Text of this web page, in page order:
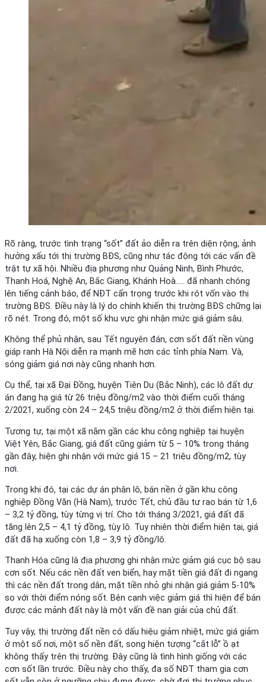
Rõ ràng, trước tình trạng “sốt” đất ảo diễn ra trên diện rộng, ảnh
hưởng xấu tới thị trường BĐS, cũng như tác động tới các vấn đề
trật tự xã hội. Nhiều địa phương như Quảng Ninh, Bình Phước,
Thanh Hoá, Nghệ An, Bắc Giang, Khánh Hoà….. đã nhanh chóng
lên tiếng cảnh báo, để NĐT cẩn trọng trước khi rót vốn vào thị
trường BĐS. Điều này là lý do chính khiến thị trường BĐS chững lại
rõ nét. Trong đó, một số khu vực ghi nhận mức giá giảm sâu.
Không thể phủ nhận, sau Tết nguyên đán, cơn sốt đất nền vùng
giáp ranh Hà Nội diễn ra mạnh mẽ hơn các tỉnh phía Nam. Và,
sóng giảm giá nơi này cũng nhanh hơn.
Cụ thể, tại xã Đại Đồng, huyện Tiên Du (Bắc Ninh), các lô đất dự
án đang hạ giá từ 26 triệu đồng/m2 vào thời điểm cuối tháng
2/2021, xuống còn 24 – 24,5 triệu đồng/m2 ở thời điểm hiện tại.
Tương tự, tại một xã nằm gần các khu công nghiệp tại huyện
Việt Yên, Bắc Giang, giá đất cũng giảm từ 5 – 10% trong tháng
gần đây, hiện ghi nhận với mức giá 15 – 21 triệu đồng/m2, tùy
nơi.
Trong khi đó, tại các dự án phân lô, bán nền ở gần khu công
nghiệp Đồng Văn (Hà Nam), trước Tết, chủ đầu tư rao bán từ 1,6
– 3,2 tỷ đồng, tùy từng vị trí. Cho tới tháng 3/2021, giá đất đã
tăng lên 2,5 – 4,1 tỷ đồng, tùy lô. Tuy nhiên thời điểm hiện tại, giá
đất đã hạ xuống còn 1,8 – 3,9 tỷ đồng/lô.
Thanh Hóa cũng là địa phương ghi nhận mức giảm giá cục bộ sau
cơn sốt. Nếu các nền đất ven biển, hay mặt tiền giá đất đi ngang
thì các nền đất trong dân, mặt tiền nhỏ ghi nhận giá giảm 5-10%
so với thời điểm nóng sốt. Bên cạnh việc giảm giá thì hiện để bán
được các mảnh đất này là một vấn đề nan giải của chủ đất.
Tuy vậy, thị trường đất nền có dấu hiệu giảm nhiệt, mức giá giảm
ở một số nơi, một số nền đất, song hiện tượng “cắt lỗ” ồ ạt
không thấy trên thị trường. Đây cũng là tình hình giống với các
cơn sốt lần trước. Điều này cho thấy, đa số NĐT tham gia cơn